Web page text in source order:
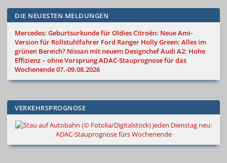
DIE NEUESTEN MELDUNGEN
Mercedes: Geburtsurkunde für OldiesCitroën: Neue Ami-
Version für Rollstuhlfahrer Ford Ranger Holly Green: Alles im
grünen Bereich? Nissan mit neuem DesignchefAudi A2: Hohe
Effizienz – ohne VorsprungADAC-Stauprognose für das
Wochenende 07.-09.08.2026
VERKEHRSPROGNOSE
Jeden Dienstag neu:
ADAC-Stauprognose fürs Wochenende